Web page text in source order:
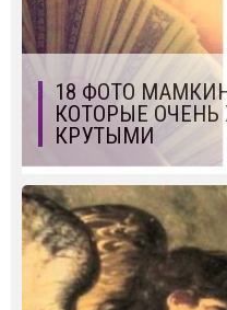
18 ФОТО
КОТОРЫЕ ОЧЕНЬ
КРУТЫМИ